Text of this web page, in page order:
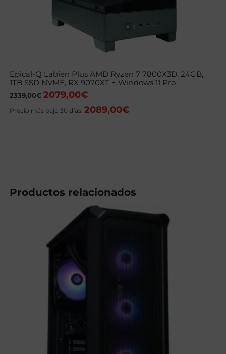
Epical-Q Labien Plus AMD Ryzen 7 7800X3D, 24GB,
1TB SSD NVME, RX 9070XT + Windows 11 Pro
2339,00€ El
original
2079,00€
actual
Precio más bajo 30 días:2089,00€
Productos relacionados